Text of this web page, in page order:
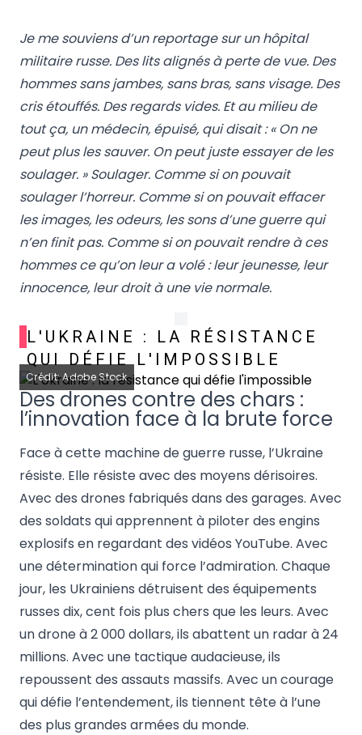
Je me souviens d’un reportage sur un hôpital
militaire russe. Des lits alignés à perte de vue. Des
hommes sans jambes, sans bras, sans visage. Des
cris étouffés. Des regards vides. Et au milieu de
tout ça, un médecin, épuisé, qui disait : « On ne
peut plus les sauver. On peut juste essayer de les
soulager. » Soulager. Comme si on pouvait
soulager l’horreur. Comme si on pouvait effacer
les images, les odeurs, les sons d’une guerre qui
n’en finit pas. Comme si on pouvait rendre à ces
hommes ce qu’on leur a volé : leur jeunesse, leur
innocence, leur droit à une vie normale.
L'UKRAINE : LA RÉSISTANCE
QUI DÉFIE L'IMPOSSIBLE
Crédit: Adobe Stock
Des drones contre des chars :
l’innovation face à la brute force
Face à cette machine de guerre russe, l’Ukraine
résiste. Elle résiste avec des moyens dérisoires.
Avec des drones fabriqués dans des garages. Avec
des soldats qui apprennent à piloter des engins
explosifs en regardant des vidéos YouTube. Avec
une détermination qui force l’admiration. Chaque
jour, les Ukrainiens détruisent des équipements
russes dix, cent fois plus chers que les leurs. Avec
un drone à 2 000 dollars, ils abattent un radar à 24
millions. Avec une tactique audacieuse, ils
repoussent des assauts massifs. Avec un courage
qui défie l’entendement, ils tiennent tête à l’une
des plus grandes armées du monde.